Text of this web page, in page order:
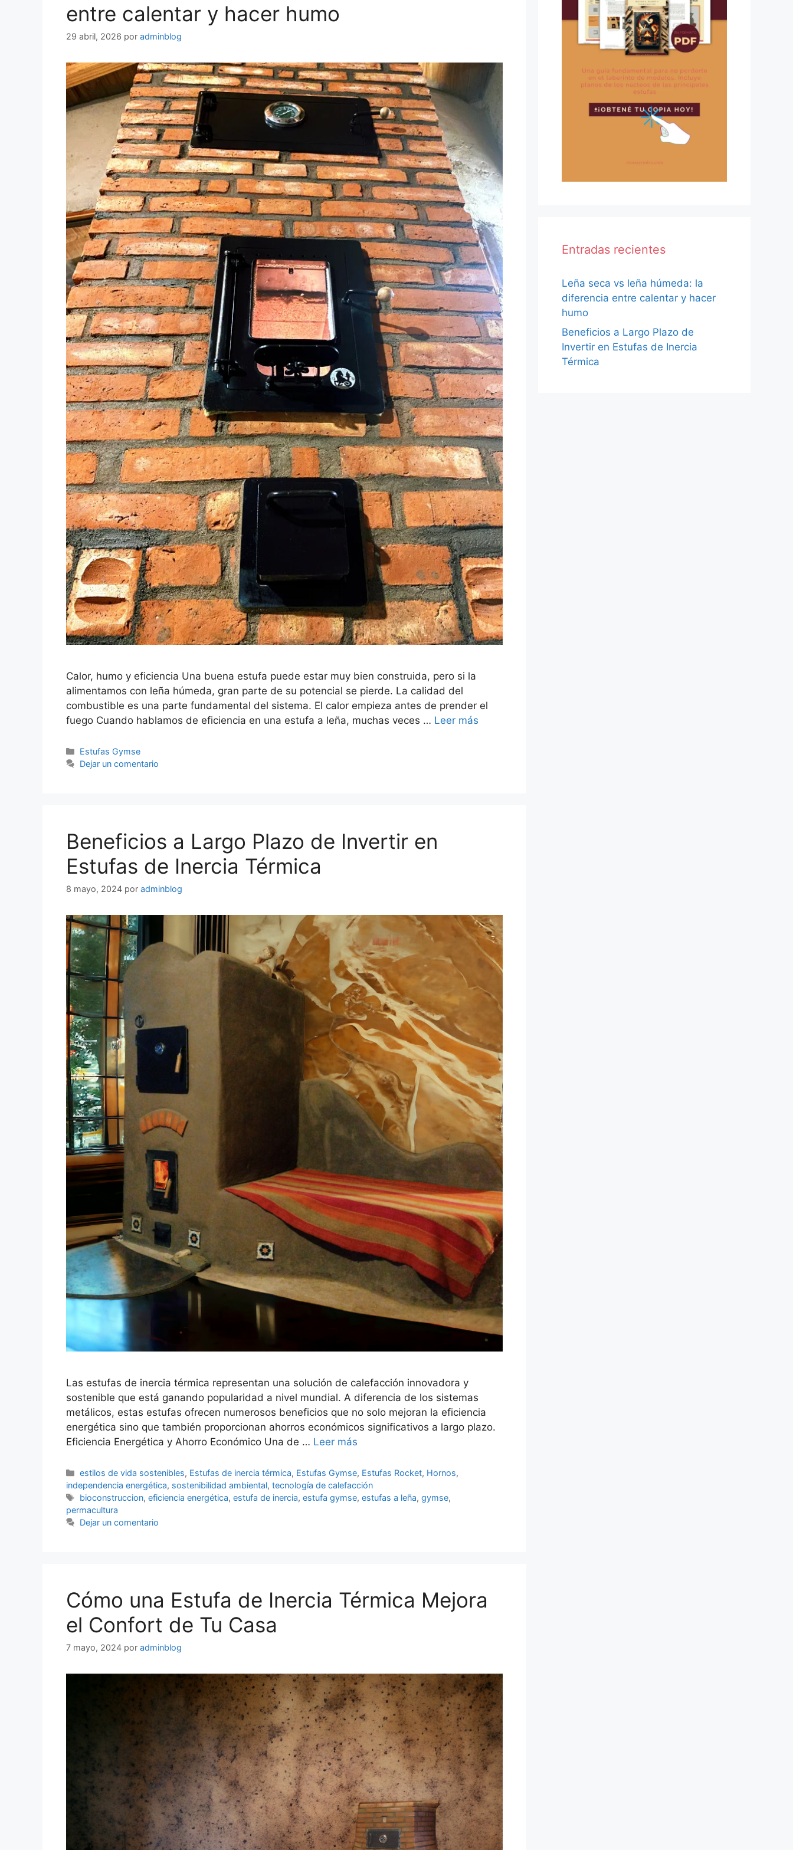
entre calentar y hacer humo
29 abril, 2026 por adminblog
Calor, humo y eficiencia Una buena estufa puede estar muy bien construida, pero si la
alimentamos con leña húmeda, gran parte de su potencial se pierde. La calidad del
combustible es una parte fundamental del sistema. El calor empieza antes de prender el
fuego Cuando hablamos de eficiencia en una estufa a leña, muchas veces … Leer más
Estufas Gymse
Dejar un comentario
Beneficios a Largo Plazo de Invertir en
Estufas de Inercia Térmica
8 mayo, 2024 por adminblog
Las estufas de inercia térmica representan una solución de calefacción innovadora y
sostenible que está ganando popularidad a nivel mundial. A diferencia de los sistemas
metálicos, estas estufas ofrecen numerosos beneficios que no solo mejoran la eficiencia
energética sino que también proporcionan ahorros económicos significativos a largo plazo.
Eficiencia Energética y Ahorro Económico Una de … Leer más
estilos de vida sostenibles, Estufas de inercia térmica, Estufas Gymse, Estufas Rocket, Hornos,
independencia energética, sostenibilidad ambiental, tecnología de calefacción
bioconstruccion,eficiencia energética,estufa de inercia,estufa gymse,estufas a leña,gymse,
permacultura
Dejar un comentario
Cómo una Estufa de Inercia Térmica Mejora
el Confort de Tu Casa
7 mayo, 2024 por adminblog
Entradas recientes
Leña seca vs leña húmeda: la
diferencia entre calentar y hacer
humo
Beneficios a Largo Plazo de
Invertir en Estufas de Inercia
Térmica